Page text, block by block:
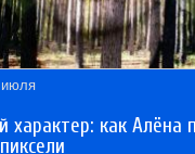
июля
характер: как Алёна